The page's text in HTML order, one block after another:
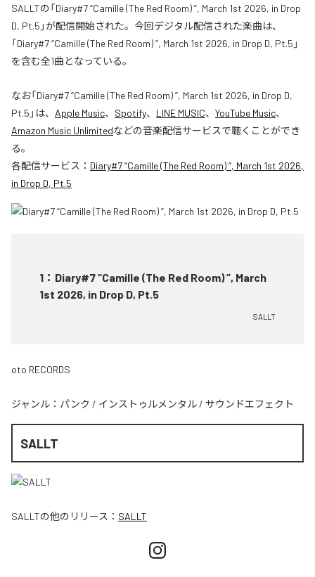
SALLTの「Diary#7 “Camille (The Red Room) ”, March 1st 2026, in Drop
D, Pt.5」が配信開始された。今回デジタル配信された楽曲は、
「Diary#7 “Camille (The Red Room) ”, March 1st 2026, in Drop D, Pt.5」
を含む全1曲となっている。
なお「Diary#7 “Camille (The Red Room) ”, March 1st 2026, in Drop D,
Pt.5 」は、 Apple Music、 Spotify、 LINE MUSIC、 YouTube Music、
Amazon Music Unlimitedなどの音楽配信サービスで聴くことができ
る。
各配信サービス： Diary#7 “Camille (The Red Room) ”, March 1st 2026,
in Drop D, Pt.5
1 ： Diary#7 “Camille (The Red Room) ”, March
1st 2026, in Drop D, Pt.5
SALLT
oto RECORDS
ジャンル： パンク / インストゥルメンタル / サウンドエフェクト
SALLT
SALLTの他のリリース： SALLT